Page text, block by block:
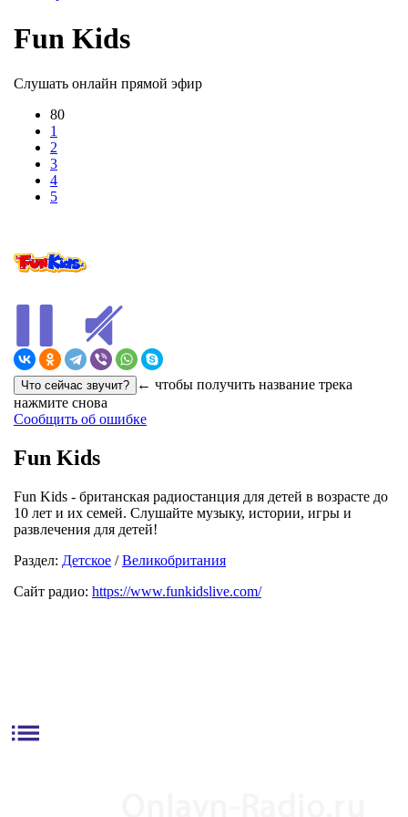
Fun Kids
Слушать онлайн прямой эфир
80
1
2
3
4
5
← чтобы получить название трека
нажмите снова
Сообщить об ошибке
Fun Kids
Fun Kids - британская радиостанция для детей в возрасте до
10 лет и их семей. Слушайте музыку, истории, игры и
развлечения для детей!
Раздел: Детское /Великобритания
Сайт радио: https://www.funkidslive.com/
list